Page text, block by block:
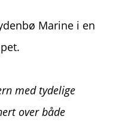
Marine i en
med tydelige
over både